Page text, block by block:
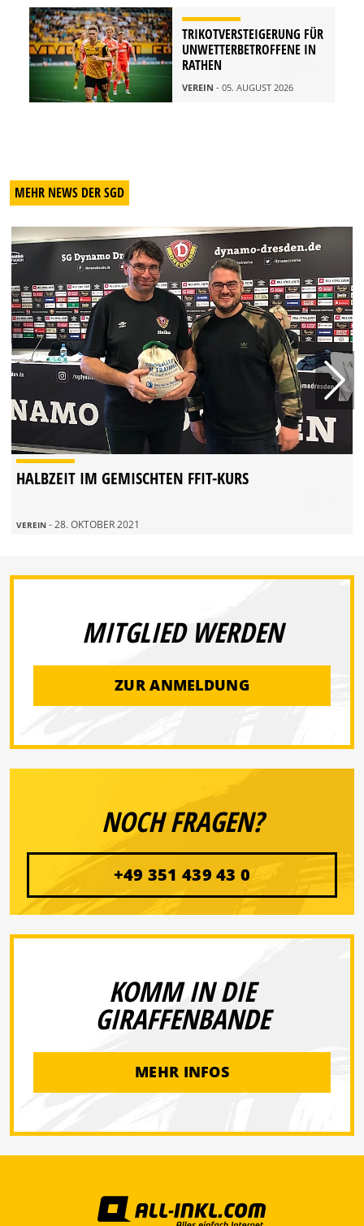
TRIKOTVERSTEIGERUNG FÜR
UNWETTERBETROFFENE IN
RATHEN
VEREIN - 05. AUGUST 2026
MEHR NEWS DER SGD
HALBZEIT IM GEMISCHTEN FFIT-KURS
VEREIN - 28. OKTOBER 2021
MITGLIED WERDEN
ZUR ANMELDUNG
NOCH FRAGEN?
+49 351 439 43 0
KOMM IN DIE
GIRAFFENBANDE
MEHR INFOS